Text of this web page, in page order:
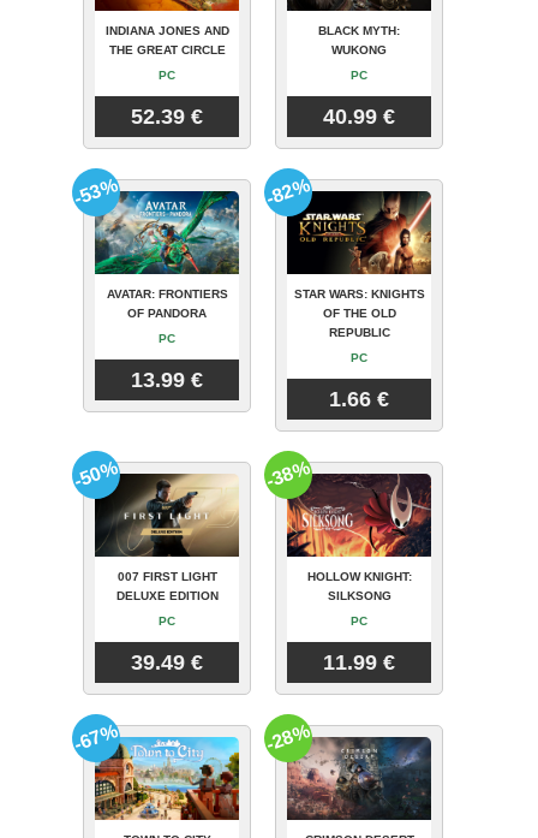
INDIANA JONES AND
THE GREAT CIRCLE
PC
52.39 €
BLACK MYTH:
WUKONG
PC
40.99 €
AVATAR: FRONTIERS
OF PANDORA
PC
13.99 €
-53%
STAR WARS: KNIGHTS
OF THE OLD
REPUBLIC
PC
1.66 €
-82%
007 FIRST LIGHT
DELUXE EDITION
PC
39.49 €
-50%
HOLLOW KNIGHT:
SILKSONG
PC
11.99 €
-38%
-67% -28%